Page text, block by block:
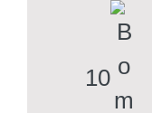
10